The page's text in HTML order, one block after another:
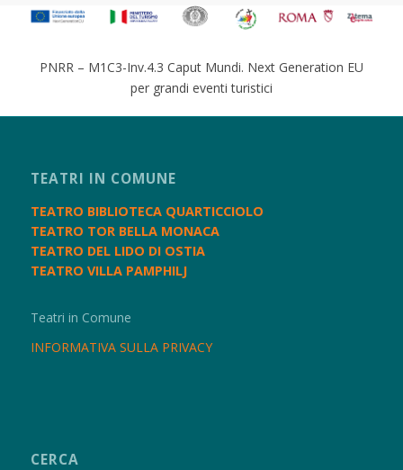
PNRR – M1C3-Inv.4.3 Caput Mundi. Next Generation EU
per grandi eventi turistici
TEATRI IN COMUNE
TEATRO BIBLIOTECA QUARTICCIOLO
TEATRO TOR BELLA MONACA
TEATRO DEL LIDO DI OSTIA
TEATRO VILLA PAMPHILJ
Teatri in Comune
INFORMATIVA SULLA PRIVACY
CERCA